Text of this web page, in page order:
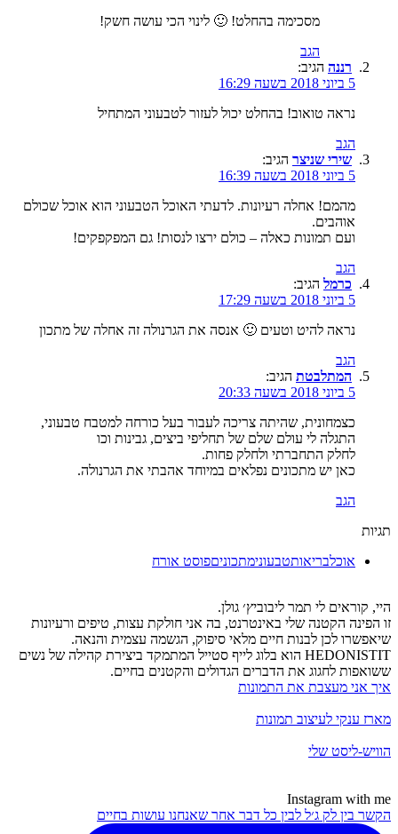
מסכימה בהחלט! 🙂 לינוי הכי עושה חשק!
הגב
רננה הגיב:
5 ביוני 2018 בשעה 16:29
נראה טואוב! בהחלט יכול לעזור לטבעוני המתחיל
הגב
שירי שניצר הגיב:
5 ביוני 2018 בשעה 16:39
מהמם! אחלה רעיונות. לדעתי האוכל הטבעוני הוא אוכל שכולם
אוהבים.
ועם תמונות כאלה – כולם ירצו לנסות! גם המפקפקים!
הגב
כרמל הגיב:
5 ביוני 2018 בשעה 17:29
נראה להיט וטעים 🙂 אנסה את הגרנולה זה אחלה של מתכון
הגב
המתלבטת הגיב:
5 ביוני 2018 בשעה 20:33
כצמחונית, שהיתה צריכה לעבור בעל כורחה למטבח טבעוני,
התגלה לי עולם שלם של תחליפי ביצים, גבינות וכו
לחלק התחברתי ולחלק פחות.
כאן יש מתכונים נפלאים במיוחד אהבתי את הגרנולה.
הגב
תגיות
אוכלבריאותטבעונימתכוניםפוסט אורח
היי, קוראים לי תמר ליבוביץ׳ גולן.
זו הפינה הקטנה שלי באינטרנט, בה אני חולקת עצות, טיפים ורעיונות
שיאפשרו לכן לבנות חיים מלאי סיפוק, הגשמה עצמית והנאה.
HEDONISTIT הוא בלוג לייף סטייל המתמקד ביצירת קהילה של נשים
ששואפות לחגוג את הדברים הגדולים והקטנים בחיים.
איך אני מעצבת את התמונות
מארז ענקי לעיצוב תמונות
הוויש-ליסט שלי
Instagram with me
הקשר בין לק ג׳ל לבין כל דבר אחר שאנחנו עושות בחיים